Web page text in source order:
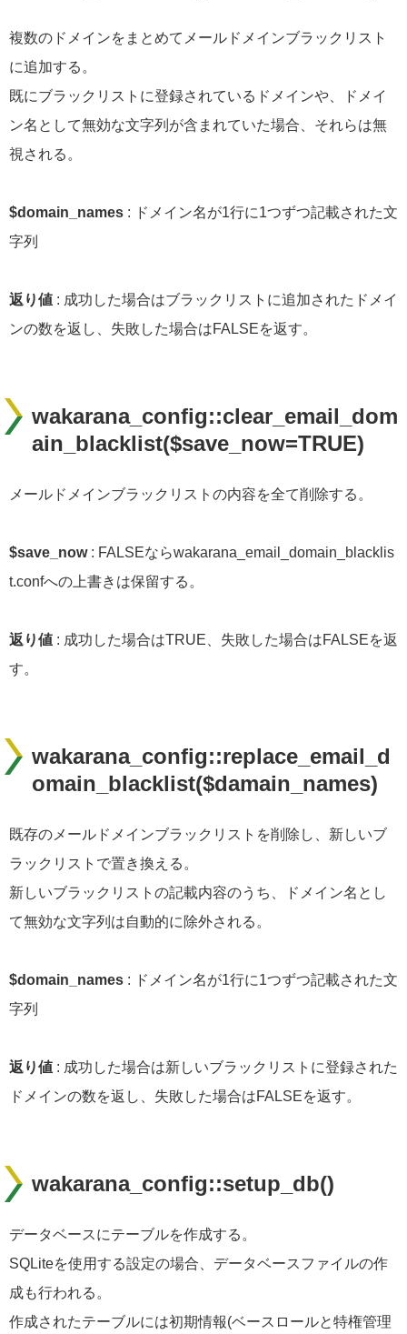
複数のドメインをまとめてメールドメインブラックリスト
に追加する。
既にブラックリストに登録されているドメインや、ドメイ
ン名として無効な文字列が含まれていた場合、それらは無
視される。
$domain_names : ドメイン名が1行に1つずつ記載された文
字列
返り値 : 成功した場合はブラックリストに追加されたドメイ
ンの数を返し、失敗した場合はFALSEを返す。
wakarana_config::clear_email_dom
ain_blacklist($save_now=TRUE)
メールドメインブラックリストの内容を全て削除する。
$save_now: FALSEならwakarana_email_domain_blacklis
t.confへの上書きは保留する。
返り値 : 成功した場合はTRUE、失敗した場合はFALSEを返
す。
wakarana_config::replace_email_d
omain_blacklist($damain_names)
既存のメールドメインブラックリストを削除し、新しいブ
ラックリストで置き換える。
新しいブラックリストの記載内容のうち、ドメイン名とし
て無効な文字列は自動的に除外される。
$domain_names : ドメイン名が1行に1つずつ記載された文
字列
返り値 : 成功した場合は新しいブラックリストに登録された
ドメインの数を返し、失敗した場合はFALSEを返す。
wakarana_config::setup_db()
データベースにテーブルを作成する。
SQLiteを使用する設定の場合、データベースファイルの作
成も行われる。
作成されたテーブルには初期情報(ベースロールと特権管理